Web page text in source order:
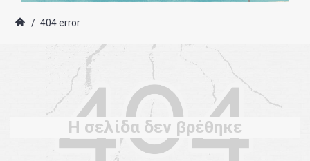
/ 404 error
Η σελίδα δεν βρέθηκε